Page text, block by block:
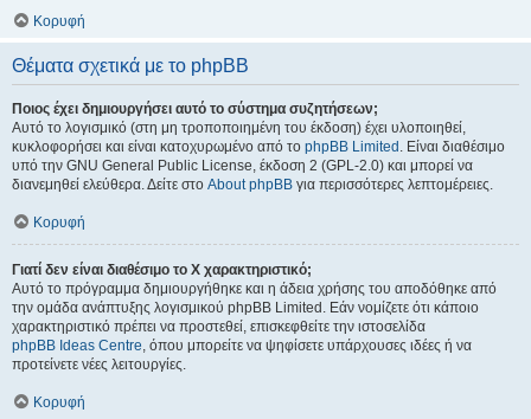
Κορυφή
Θέματα σχετικά με το phpBB
Ποιος έχει δημιουργήσει αυτό το σύστημα συζητήσεων;
Αυτό το λογισμικό (στη μη τροποποιημένη του έκδοση) έχει υλοποιηθεί,
κυκλοφορήσει και είναι κατοχυρωμένο από το phpBB Limited . Είναι διαθέσιμο
υπό την GNU General Public License, έκδοση 2 (GPL-2.0) και μπορεί να
διανεμηθεί ελεύθερα. Δείτε στο About phpBB για περισσότερες λεπτομέρειες.
Κορυφή
Γιατί δεν είναι διαθέσιμο το Χ χαρακτηριστικό;
Αυτό το πρόγραμμα δημιουργήθηκε και η άδεια χρήσης του αποδόθηκε από
την ομάδα ανάπτυξης λογισμικού phpBB Limited. Εάν νομίζετε ότι κάποιο
χαρακτηριστικό πρέπει να προστεθεί, επισκεφθείτε την ιστοσελίδα
phpBB Ideas Centre, όπου μπορείτε να ψηφίσετε υπάρχουσες ιδέες ή να
προτείνετε νέες λειτουργίες.
Κορυφή